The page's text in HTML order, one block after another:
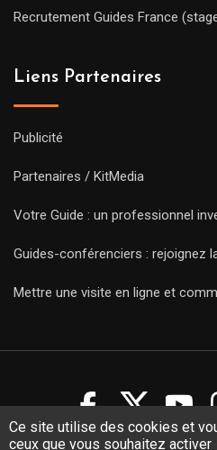
Ce site utilise des cookies et
ceux que vous souhaitez activer
Recrutement Guides France
Liens Partenaires
Publicité
Partenaires / KitMedia
Votre Guide : un professionnel
Guides-conférenciers : rejoignez
Mettre une visite en ligne et